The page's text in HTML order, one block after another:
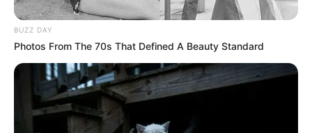
lugar de la general
ante los ataques de Diego Camargo
(Team Medellín).
En otros deportes:Al león se le apareció un leopardo:
Santa Fe perdió 2-1 contra Bucaramanga
BUZZ DAY
Photos From The 70s That Defined A Beauty Standard